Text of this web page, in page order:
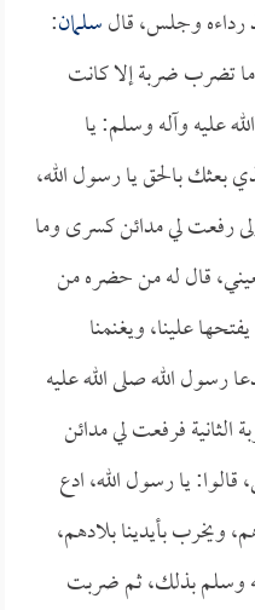
رداءه وجلس، قالسلمان:
تضرب ضربة إلا كانت
عليه وآله وسلم: يا
بالحق يا رسول الله،
رفعت لي مدائن كسرى وما
قال له من حضره من
علينا، ويغنمنا
رسول الله صلى الله عليه
فرفعت لي مدائن
يا رسول الله، ادع
ويخرب بأيدينا بلادهم،
وسلم بذلك، ثم ضربت